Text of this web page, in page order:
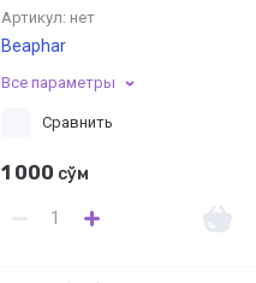
Артикул: нет
Beaphar
Все параметры
Сравнить
1 000 сўм